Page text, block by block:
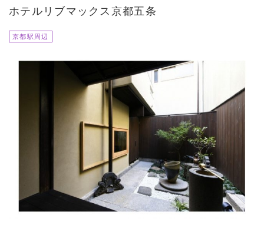
ホテルリブマックス京都五条
京都駅周辺